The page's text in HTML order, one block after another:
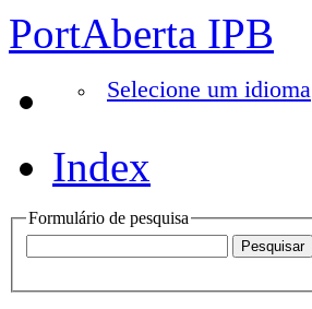
PortAberta IPB
Selecione um idioma
Index
Formulário de pesquisa